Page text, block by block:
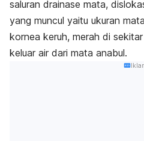
saluran drainase mata,
yang muncul yaitu ukuran
kornea keruh, merah di
keluar air dari mata anabul.
Iklan